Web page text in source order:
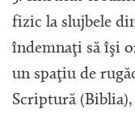
fizic la slujbele
îndemnaţi să îşi
un spaţiu de
Scriptură (Biblia),